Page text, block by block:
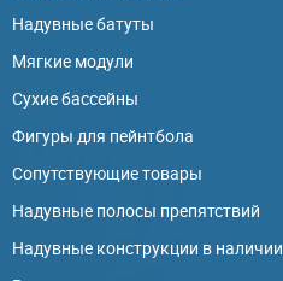
Надувные батуты
Мягкие модули
Сухие бассейны
Фигуры для пейнтбола
Сопутствующие товары
Надувные полосы препятствий
Надувные конструкции в наличии